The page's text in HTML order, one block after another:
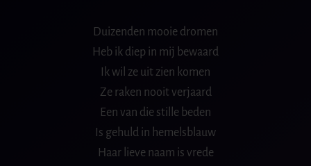
Duizenden mooie dromen
Heb ik diep in mij bewaard
Ik wil ze uit zien komen
Ze raken nooit verjaard
Een van die stille beden
Is gehuld in hemelsblauw
Haar lieve naam is vrede